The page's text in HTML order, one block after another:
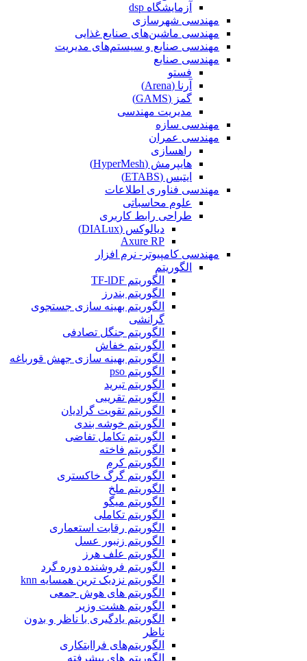
آزمایشگاه dsp
مهندسی شهرسازی
مهندسی ماشین‌های صنایع غذایی
مهندسی صنایع و سیستم‌های مدیریت
مهندسی صنایع
فستو
آرنا (Arena)
گمز (GAMS)
مدیریت مهندسی
مهندسی سازه
مهندسی عمران‌
راهسازی
هایپرمش (HyperMesh)
ایتبس (ETABS)
مهندسی فناوری اطلاعات
علوم محاسباتی
طراحی رابط کاربری
دیالوکس (DIALux)
Axure RP
مهندسی کامپیوتر- نرم افزار
الگوریتم
الگوریتم TF-lDF
الگوریتم بندرز
الگوریتم بهینه سازی جستجوی
گرانشی
الگوریتم جنگل تصادفی
الگوریتم خفاش
الگوریتم بهینه سازی جهش قورباغه
الگوریتم pso
الگوریتم تبرید
الگوریتم تقریبی
الگوریتم تقویت گرادیان
الگوریتم خوشه بندی
الگوریتم تکامل تفاضی
الگوریتم فاخته
الگوریتم کرم
الگوریتم گرگ خاکستری
الگوریتم ملخ
الگوریتم میگو
الگوریتم تکاملی
الگوریتم رقابت استعماری
الگوریتم زنبور عسل
الگوریتم علف هرز
الگوریتم فروشنده دوره گرد
الگوریتم نزدیک ترین همسایه knn
الگوریتم های هوش جمعی
الگوریتم هشت وزیر
الگوریتم یادگیری با ناظر و بدون
ناظر
الگوریتم‌های فراابتکاری
الگوریتم های پیشرفته